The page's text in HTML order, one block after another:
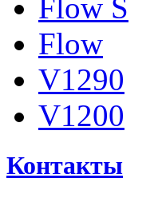
Flow S
Flow
V1290
V1200
Контакты